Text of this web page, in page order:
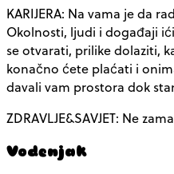
KARIJERA: Na vama je da
Okolnosti, ljudi i događaji
se otvarati, prilike dolaziti,
konačno ćete plaćati i
davali vam prostora dok
ZDRAVLJE&SAVJET: Ne
Vodenjak